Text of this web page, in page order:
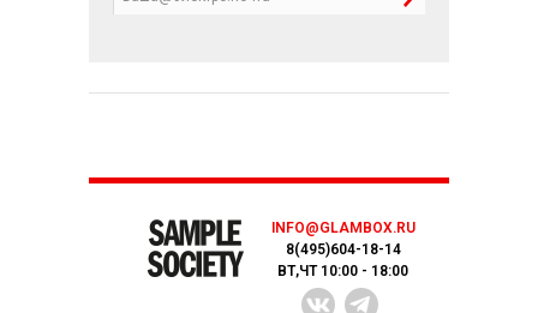
INFO@GLAMBOX.RU
8(495)604-18-14
ВТ,ЧТ 10:00 - 18:00